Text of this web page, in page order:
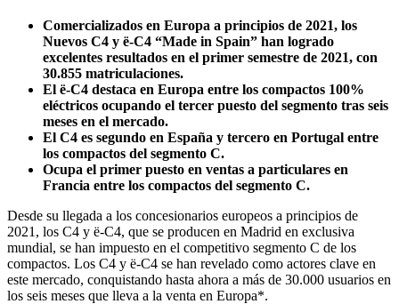
Comercializados en Europa a principios de 2021, los
Nuevos C4 y ë-C4 “Made in Spain” han logrado
excelentes resultados en el primer semestre de 2021, con
30.855 matriculaciones.
El ë-C4 destaca en Europa entre los compactos 100%
eléctricos ocupando el tercer puesto del segmento tras seis
meses en el mercado.
El C4 es segundo en España y tercero en Portugal entre
los compactos del segmento C.
Ocupa el primer puesto en ventas a particulares en
Francia entre los compactos del segmento C.
Desde su llegada a los concesionarios europeos a principios de
2021, los C4 y ë-C4, que se producen en Madrid en exclusiva
mundial, se han impuesto en el competitivo segmento C de los
compactos. Los C4 y ë-C4 se han revelado como actores clave en
este mercado, conquistando hasta ahora a más de 30.000 usuarios en
los seis meses que lleva a la venta en Europa*.